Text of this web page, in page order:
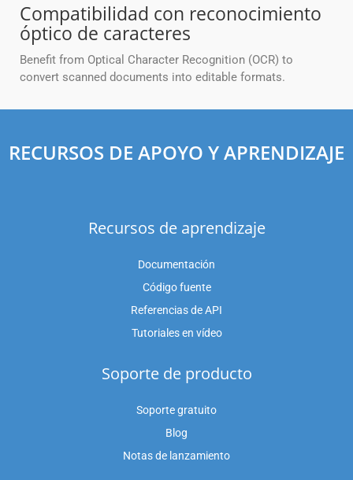
Compatibilidad con reconocimiento
óptico de caracteres
Benefit from Optical Character Recognition (OCR) to
convert scanned documents into editable formats.
RECURSOS DE APOYO Y APRENDIZAJE
Recursos de aprendizaje
Documentación
Código fuente
Referencias de API
Tutoriales en vídeo
Soporte de producto
Soporte gratuito
Blog
Notas de lanzamiento